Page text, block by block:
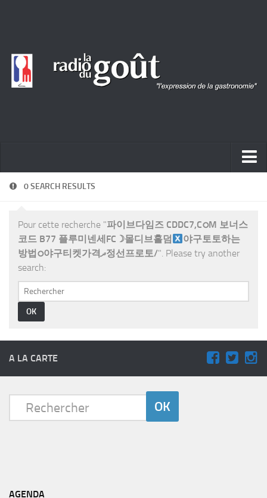
ACTUALITÉ
PORTRAITS
LIVRES
PRODUITS
RECETTES
Entrées
Desserts
0 SEARCH RESULTS
Pour cette recherche "파이브다임즈 CDDC7,CഠM 보너스
코드 B77 플루미넨세FC☽몰디브홀덤
야구토토하는
방법ഠ야구티켓가격ދ정선프로토/". Please try another
search:
A LA CARTE
AGENDA